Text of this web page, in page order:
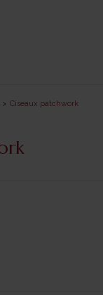
Ciseaux patchwork